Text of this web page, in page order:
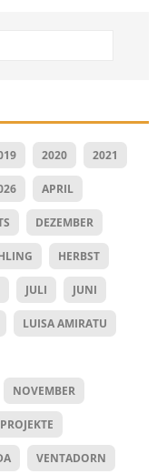
2020 2021
APRIL
DEZEMBER
HERBST
JULI JUNI
LUISA AMIRATU
NOVEMBER
PROJEKTE
VENTADORN